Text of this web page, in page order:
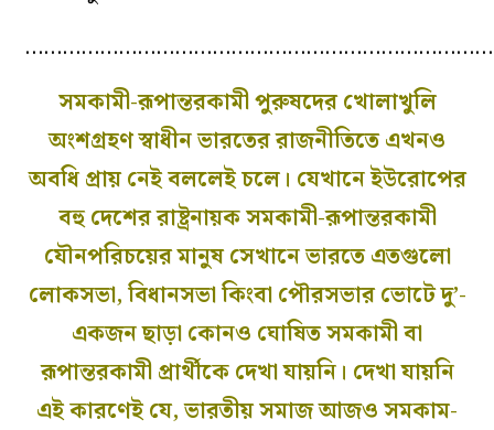
সমকামী-রূপান্তরকামী পুরুষদের খোলাখুলি
অংশগ্রহণ স্বাধীন ভারতের রাজনীতিতে এখনও
অবধি প্রায় নেই বললেই চলে। যেখানে ইউরোপের
বহু দেশের রাষ্ট্রনায়ক সমকামী-রূপান্তরকামী
যৌনপরিচয়ের মানুষ সেখানে ভারতে এতগুলো
লোকসভা, বিধানসভা কিংবা পৌরসভার ভোটে দু’-
একজন ছাড়া কোনও ঘোষিত সমকামী বা
রূপান্তরকামী প্রার্থীকে দেখা যায়নি। দেখা যায়নি
এই কারণেই যে, ভারতীয় সমাজ আজও সমকাম-